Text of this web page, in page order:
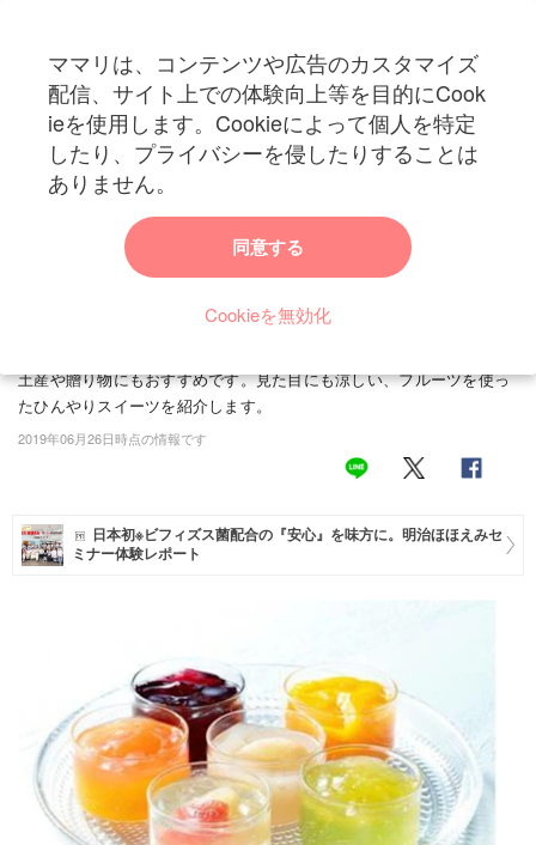
ママリは、コンテンツや広告のカスタマイズ
配信、サイト上での体験向上等を目的にCook
ieを使用します。Cookieによって個人を特定
したり、プライバシーを侵したりすることは
ありません。
同意する
Cookieを無効化
ママリ
カテゴリー一覧
妊活
妊娠
赤ちゃん・育児
病院
住まい
トップ トレンド・イベント 季節のイベント 「自分へのご褒美がほしい！
「自分へのご褒美がほしい！」今夏注目のフルー
ツを使ったひんやりスイーツをご紹介
暑い夏はぐったり疲れてしまって、食欲が落ちてしまうことがありま
すよね。そんなときでも、さっぱりしたフルーツやひんやりスイーツ
の季節にぴったりなスイーツを紹介。見た目も涼しくてかわいらし
土産や贈り物にもおすすめです。見た目にも涼しい、フルーツを使っ
たひんやりスイーツを紹介します。
2019年06月26日時点の情報です
日本初※ビフィズス菌配合の『安心』を味方に。明治ほほえみセ
ミナー体験レポート